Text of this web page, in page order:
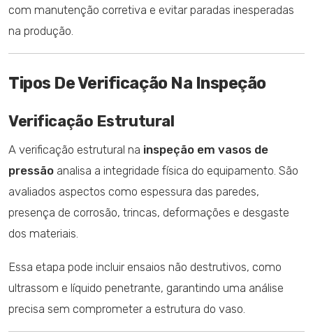
com manutenção corretiva e evitar paradas inesperadas
na produção.
Tipos De Verificação Na Inspeção
Verificação Estrutural
A verificação estrutural na inspeção em vasos de
pressão analisa a integridade física do equipamento. São
avaliados aspectos como espessura das paredes,
presença de corrosão, trincas, deformações e desgaste
dos materiais.
Essa etapa pode incluir ensaios não destrutivos, como
ultrassom e líquido penetrante, garantindo uma análise
precisa sem comprometer a estrutura do vaso.